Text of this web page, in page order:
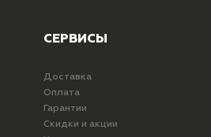
СЕРВИСЫ
Доставка
Оплата
Гарантии
Скидки и акции